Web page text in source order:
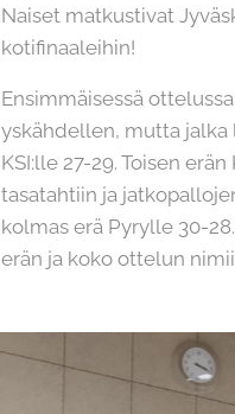
Naiset matkustivat
kotifinaaleihin!
Ensimmäisessä
yskähdellen, mutta
KSI:lle 27-29. Toisen
tasatahtiin ja
kolmas erä Pyrylle 30-
erän ja koko ottelun